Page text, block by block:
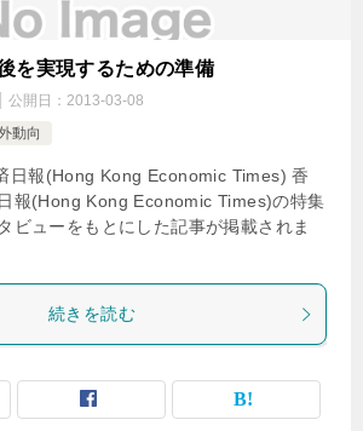
を実現するための準備
公開日： 2013-03-08
動向
日報(Hong Kong Economic Times) 香
報(Hong Kong Economic Times)の特集
ビューをもとにした記事が掲載されま
続きを読む